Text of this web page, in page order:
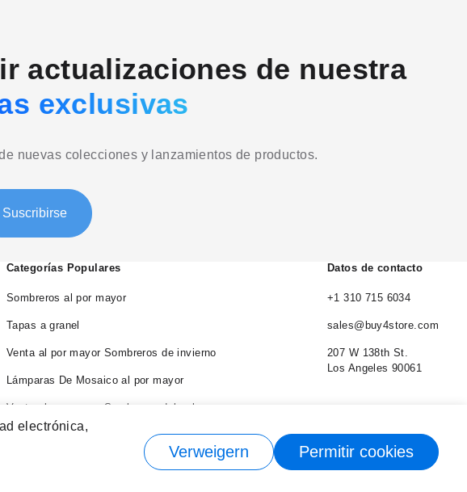
electrónica,
Verweigern Permitir cookies
actualizaciones de nuestra
exclusivas
nuevas colecciones y lanzamientos de productos.
Suscribirse
Categorías Populares
Sombreros al por mayor
Tapas a granel
Venta al por mayor Sombreros de invierno
Lámparas De Mosaico al por mayor
Venta al por mayor Sombreros del cubo
Venta al por mayor Sombreros de vaquero
Datos de contacto
+1 310 715 6034
sales@buy4store.com
207 W 138th St.
Los Angeles 90061